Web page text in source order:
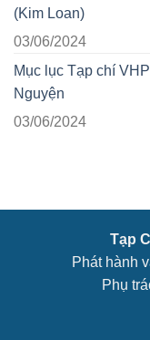
(Kim Loan)
03/06/2024
Mục lục Tạp chí
Nguyện
03/06/2024
Tạp
Phát hành
Phụ